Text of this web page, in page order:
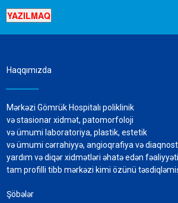
Haqqımızda
Mərkəzi Gömrük Hospitalı poliklinik
və stasionar xidmət, patomorfoloji
və ümumi laboratoriya, plastik, estetik
və ümumi cərrahiyyə, angioqrafiya və
yardım və diqər xidmətləri əhatə edən
tam profilli tibb mərkəzi kimi özünü
Şöbələr